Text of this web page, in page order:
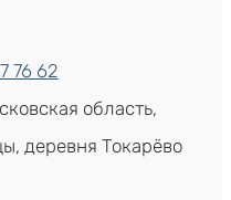
76 62
область,
деревня Токарёво